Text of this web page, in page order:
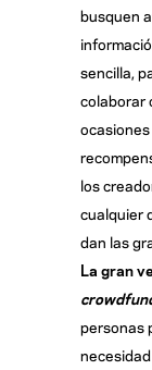
busquen
sencilla,
colaborar
los
cualquier
dan las
La gran
personas